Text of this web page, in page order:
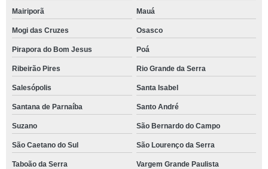
Mairiporã Mauá
Mogi das Cruzes Osasco
Pirapora do Bom Jesus Poá
Ribeirão Pires Rio Grande da Serra
Salesópolis Santa Isabel
Santana de Parnaíba Santo André
Suzano São Bernardo do Campo
São Caetano do Sul São Lourenço da Serra
Taboão da Serra
Vargem Grande Paulista